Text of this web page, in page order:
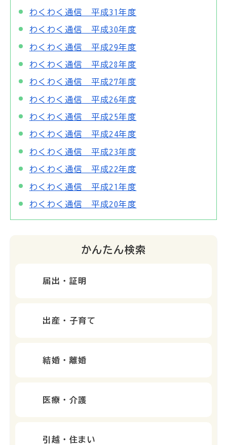
わくわく通信 平成31年度
わくわく通信 平成30年度
わくわく通信 平成29年度
わくわく通信 平成28年度
わくわく通信 平成27年度
わくわく通信 平成26年度
わくわく通信 平成25年度
わくわく通信 平成24年度
わくわく通信 平成23年度
わくわく通信 平成22年度
わくわく通信 平成21年度
わくわく通信 平成20年度
かんたん検索
届出・証明
出産・子育て
結婚・離婚
医療・介護
引越・住まい